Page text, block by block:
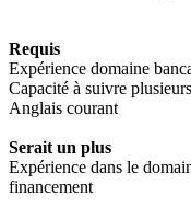
Requis
Expérience domaine
Capacité à suivre
Anglais courant
Serait un plus
Expérience dans le
financement